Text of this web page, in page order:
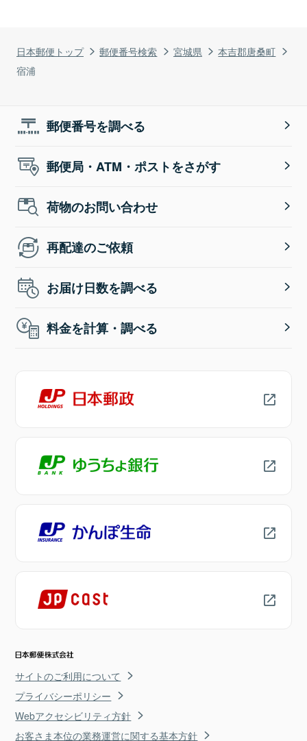
日本郵便トップ 郵便番号検索 宮城県
本吉郡唐桑町
宿浦
郵便番号を調べる
郵便局・ATM・ポストをさがす
荷物のお問い合わせ
再配達のご依頼
お届け日数を調べる
料金を計算・調べる
サイトのご利用について
プライバシーポリシー
Webアクセシビリティ方針
お客さま本位の業務運営に関する基本方針